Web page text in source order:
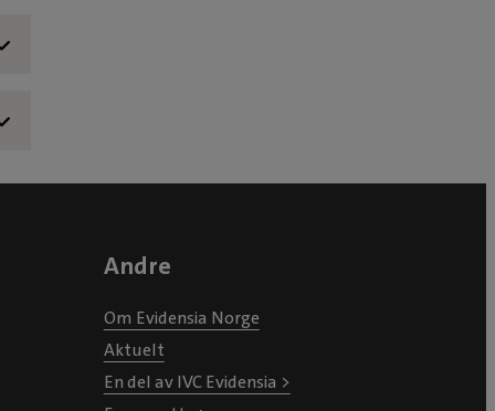
Andre
Om Evidensia Norge
Aktuelt
En del av IVC Evidensia >